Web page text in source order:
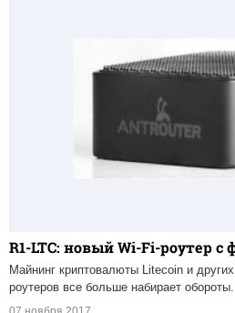
R1-LTC: новый Wi-Fi-роутер
Майнинг криптовалюты Litecoin и
роутеров все больше набирает обороты.